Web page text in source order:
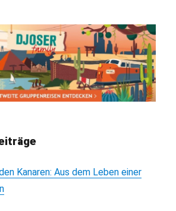
Kanaren: Aus dem Leben einer